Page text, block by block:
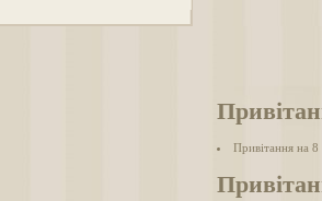
Привітання на 8